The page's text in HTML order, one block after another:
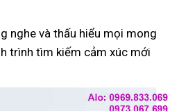
nghe và thấu hiểu mọi mong
trình tìm kiếm cảm xúc mới